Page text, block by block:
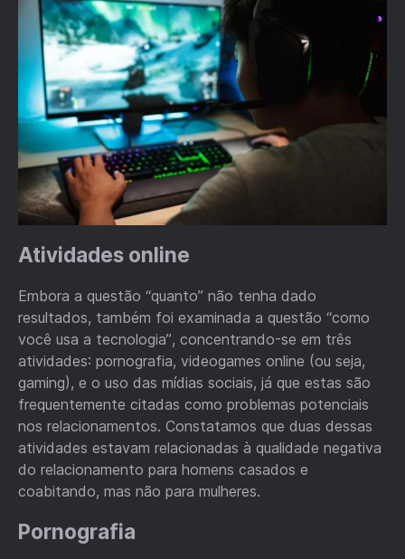
Atividades online
Embora a questão “quanto” não tenha dado
resultados, também foi examinada a questão “como
você usa a tecnologia”, concentrando-se em três
atividades: pornografia, videogames online (ou seja,
gaming), e o uso das mídias sociais, já que estas são
frequentemente citadas como problemas potenciais
nos relacionamentos. Constatamos que duas dessas
atividades estavam relacionadas à qualidade negativa
do relacionamento para homens casados e
coabitando, mas não para mulheres.
Pornografia